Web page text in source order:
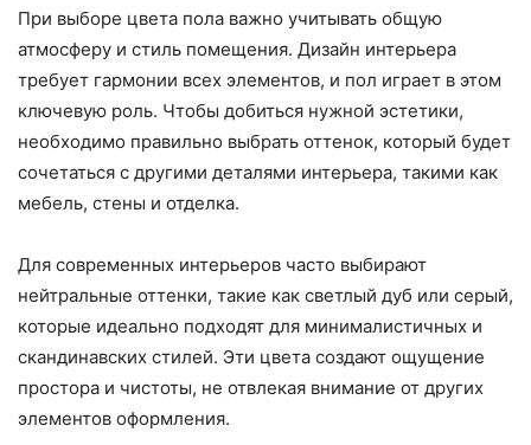
При выборе цвета пола важно учитывать общую
атмосферу и стиль помещения. Дизайн интерьера
требует гармонии всех элементов, и пол играет в этом
ключевую роль. Чтобы добиться нужной эстетики,
необходимо правильно выбрать оттенок, который будет
сочетаться с другими деталями интерьера, такими как
мебель, стены и отделка.
Для современных интерьеров часто выбирают
нейтральные оттенки, такие как светлый дуб или серый,
которые идеально подходят для минималистичных и
скандинавских стилей. Эти цвета создают ощущение
простора и чистоты, не отвлекая внимание от других
элементов оформления.